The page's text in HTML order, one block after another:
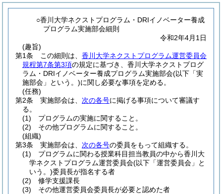
○香川大学ネクストプログラム・DRIイノベーター養成
プログラム実施部会細則
令和2年4月1日
(趣旨)
第1条
この細則は、 香川大学ネクストプログラム運営委員会
規程第7条第3項の規定に基づき、香川大学ネクストプログ
ラム・DRIイノベーター養成プログラム実施部会(以下「実
施部会」という。)に関し必要な事項を定める。
(任務)
第2条
実施部会は、 次の各号に掲げる事項について審議す
る。
(1)
プログラムの実施に関すること。
(2)
その他プログラムに関すること。
(組織)
第3条
実施部会は、 次の各号の委員をもって組織する。
(1)
プログラムに関わる授業科目担当教員の中から香川大
学ネクストプログラム運営委員会(以下「運営委員会」と
いう。)委員長が指名する者
(2)
修学支援課長
(3)
その他運営委員会委員長が必要と認めた者